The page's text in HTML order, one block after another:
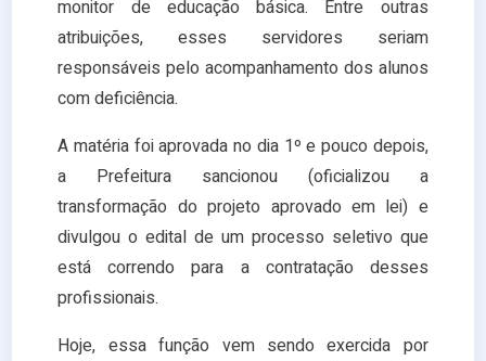
monitor de educação básica. Entre outras
atribuições, esses servidores seriam
responsáveis pelo acompanhamento dos alunos
com deficiência.
A matéria foi aprovada no dia 1º e pouco depois,
a Prefeitura sancionou (oficializou a
transformação do projeto aprovado em lei) e
divulgou o edital de um processo seletivo que
está correndo para a contratação desses
profissionais.
Hoje, essa função vem sendo exercida por